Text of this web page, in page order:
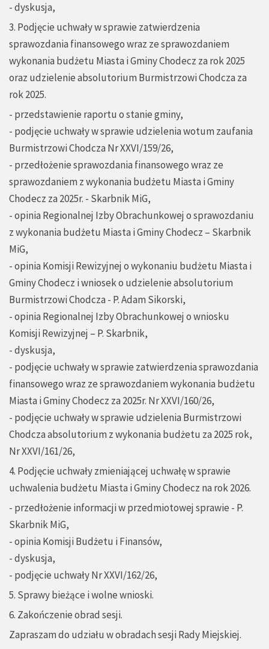
- dyskusja,
3. Podjęcie uchwały w sprawie zatwierdzenia
sprawozdania finansowego wraz ze sprawozdaniem
wykonania budżetu Miasta i Gminy Chodecz za rok 2025
oraz udzielenie absolutorium Burmistrzowi Chodcza za
rok 2025.
- przedstawienie raportu o stanie gminy,
- podjęcie uchwały w sprawie udzielenia wotum zaufania
Burmistrzowi Chodcza Nr XXVI/159/26,
- przedłożenie sprawozdania finansowego wraz ze
sprawozdaniem z wykonania budżetu Miasta i Gminy
Chodecz za 2025r. - Skarbnik MiG,
- opinia Regionalnej Izby Obrachunkowej o sprawozdaniu
z wykonania budżetu Miasta i Gminy Chodecz – Skarbnik
MiG,
- opinia Komisji Rewizyjnej o wykonaniu budżetu Miasta i
Gminy Chodecz i wniosek o udzielenie absolutorium
Burmistrzowi Chodcza - P. Adam Sikorski,
- opinia Regionalnej Izby Obrachunkowej o wniosku
Komisji Rewizyjnej – P. Skarbnik,
- dyskusja,
- podjęcie uchwały w sprawie zatwierdzenia sprawozdania
finansowego wraz ze sprawozdaniem wykonania budżetu
Miasta i Gminy Chodecz za 2025r. Nr XXVI/160/26,
- podjęcie uchwały w sprawie udzielenia Burmistrzowi
Chodcza absolutorium z wykonania budżetu za 2025 rok,
Nr XXVI/161/26,
4. Podjęcie uchwały zmieniającej uchwałę w sprawie
uchwalenia budżetu Miasta i Gminy Chodecz na rok 2026.
- przedłożenie informacji w przedmiotowej sprawie - P.
Skarbnik MiG,
- opinia Komisji Budżetu i Finansów,
- dyskusja,
- podjęcie uchwały Nr XXVI/162/26,
5. Sprawy bieżące i wolne wnioski.
6. Zakończenie obrad sesji.
Zapraszam do udziału w obradach sesji Rady Miejskiej.